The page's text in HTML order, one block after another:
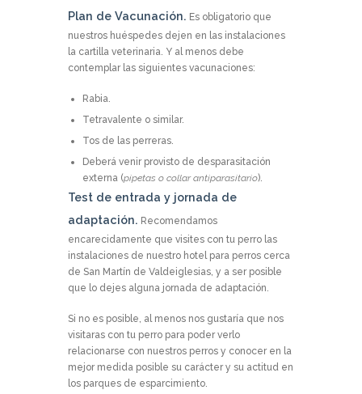
Plan de Vacunación. Es obligatorio que
nuestros huéspedes dejen en las instalaciones
la cartilla veterinaria. Y al menos debe
contemplar las siguientes vacunaciones:
Rabia.
Tetravalente o similar.
Tos de las perreras.
Deberá venir provisto de desparasitación
externa (pipetas o collar antiparasitario).
Test de entrada y jornada de
adaptación. Recomendamos
encarecidamente que visites con tu perro las
instalaciones de nuestro hotel para perros cerca
de San Martín de Valdeiglesias, y a ser posible
que lo dejes alguna jornada de adaptación.
Si no es posible, al menos nos gustaría que nos
visitaras con tu perro para poder verlo
relacionarse con nuestros perros y conocer en la
mejor medida posible su carácter y su actitud en
los parques de esparcimiento.